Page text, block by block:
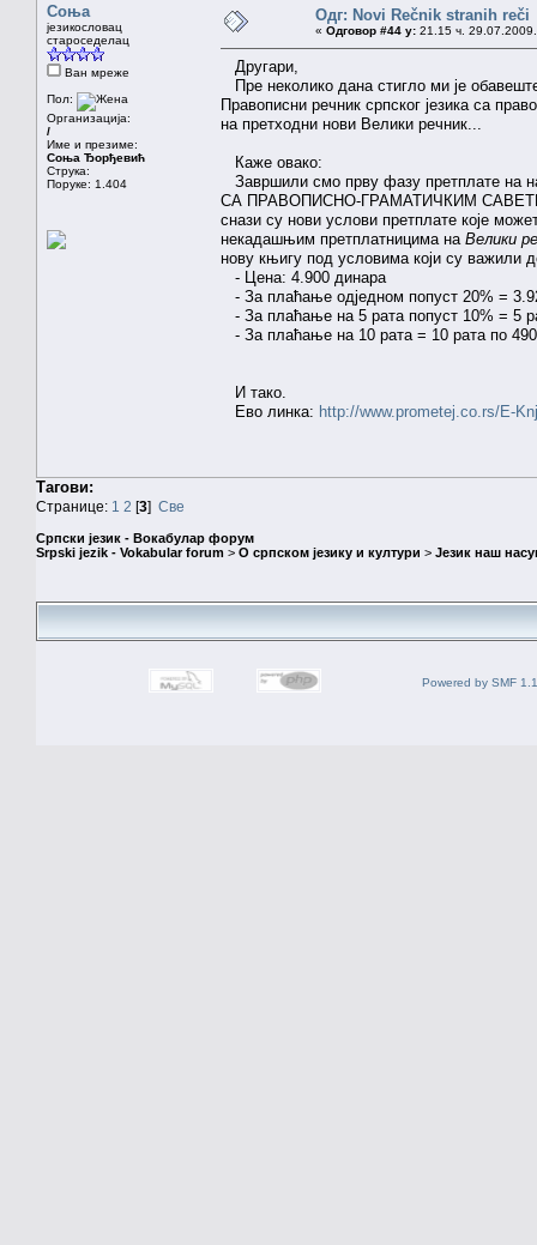
Соња
језикословац
староседелац
Ван мреже
Пол:
Организација:
/
Име и презиме:
Соња Ђорђевић
Струка:
Поруке: 1.404
Одг: Novi Rečnik stranih reči
« Одговор #44 у: 21.15 ч.
Другари,
Пре неколико дана стигло ми је
Правописни речник српског језика са
на претходни нови Велики речник...
Каже овако:
Завршили смо прву фазу претплате
СА ПРАВОПИСНО-ГРАМАТИЧКИМ
снази су нови услови претплате које
некадашњим претплатницима на Велики
нову књигу под условима који су важили
- Цена: 4.900 динара
- За плаћање одједном попуст 20% =
- За плаћање на 5 рата попуст 10% = 5
- За плаћање на 10 рата = 10 рата по
И тако.
Ево линка: http://www.prometej.co.rs/E-
Тагови:
Странице: 1 2 [3] Све
Српски језик - Вокабулар форум
Srpski jezik - Vokabular forum > О српском језику и култури > Језик наш
Powered by SMF